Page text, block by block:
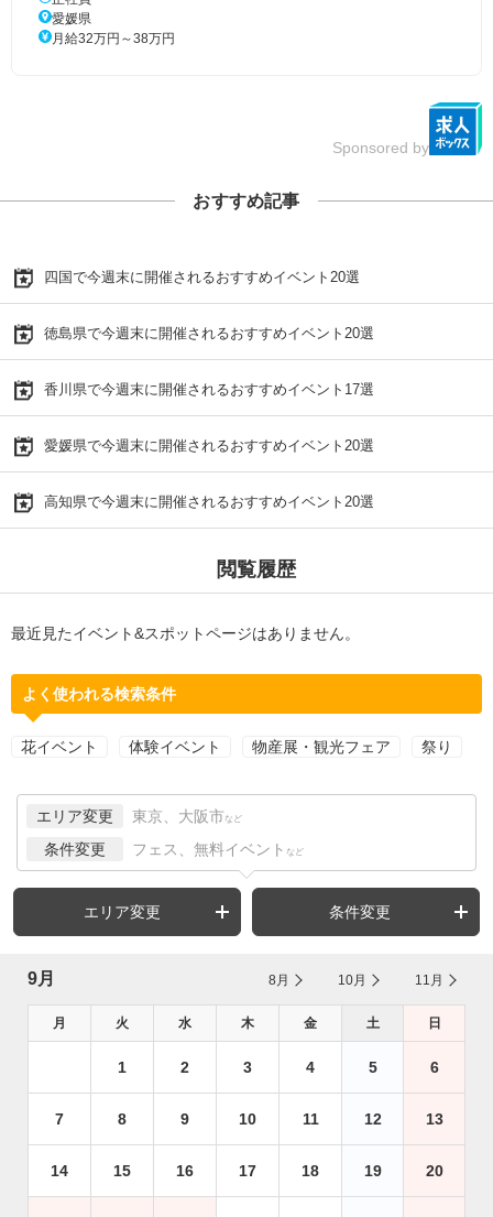
愛媛県
月給32万円～38万円
Sponsored by
おすすめ記事
四国で今週末に開催されるおすすめイベント20選
徳島県で今週末に開催されるおすすめイベント20選
香川県で今週末に開催されるおすすめイベント17選
愛媛県で今週末に開催されるおすすめイベント20選
高知県で今週末に開催されるおすすめイベント20選
閲覧履歴
最近見たイベント&スポットページはありません。
よく使われる検索条件
花イベント 体験イベント 物産展・観光フェア 祭り
エリア変更 東京、大阪市 など
条件変更 フェス、無料イベント など
エリア変更 条件変更
9月 8月 10月 11月
月 火 水 木 金 土 日
1 2 3 4 5 6
7 8 9 10 11 12 13
14 15 16 17 18 19 20